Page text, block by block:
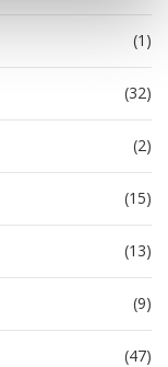
(1)
(32)
(2)
(15)
(13)
(9)
(47)